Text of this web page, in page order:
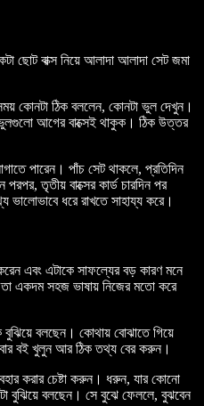
ছোট বাক্স নিয়ে আলাদা আলাদা সেট জমা
কোনটা ঠিক বললেন, কোনটা ভুল দেখুন।
আগের বাক্সেই থাকুক। ঠিক উত্তর
পারেন। পাঁচ সেট থাকলে, প্রতিদিন
তৃতীয় বাক্সের কার্ড চারদিন পর
ধরে রাখতে সাহায্য করে।
এবং এটাকে সাফল্যের বড় কারণ মনে
একদম সহজ ভাষায় নিজের মতো করে
বলছেন। কোথায় বোঝাতে গিয়ে
বই খুলুন আর ঠিক তথ্য বের করুন।
করার চেষ্টা করুন। ধরুন, যার কোনো
বুঝিয়ে বলছেন। সে বুঝে ফেললে, বুঝবেন